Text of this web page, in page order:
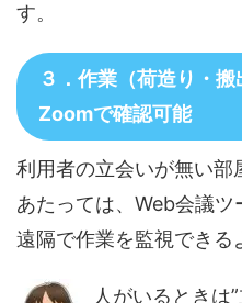
す。
３．作業（荷造り・
Zoomで確認可能
利用者の立会いが無い部
あたっては、Web会議ツ
遠隔で作業を監視できる
人がいるときは